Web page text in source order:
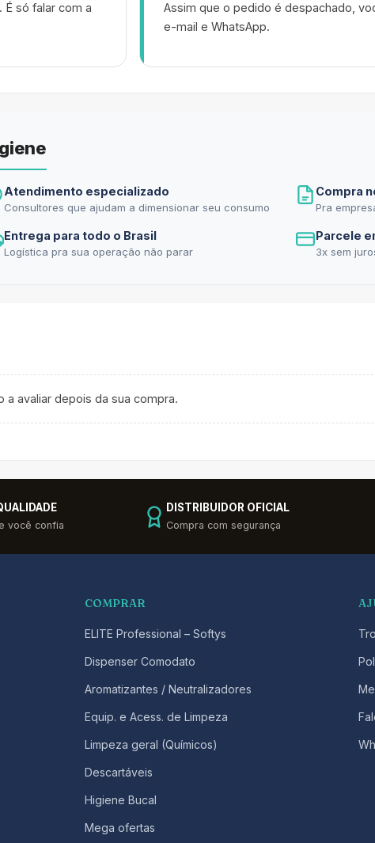
só falar com a
Assim que o pedido é despachado,
e-mail e WhatsApp.
Atendimento especializado
Consultores que ajudam a dimensionar seu consumo
Compra
Pra
Entrega para todo o Brasil
Logística pra sua operação não parar
Parcele
3x sem
a avaliar depois da sua compra.
você confia
DISTRIBUIDOR OFICIAL
Compra com segurança
COMPRAR
ELITE Professional – Softys
Dispenser Comodato
Aromatizantes / Neutralizadores
Equip. e Acess. de Limpeza
Limpeza geral (Químicos)
Descartáveis
Higiene Bucal
Mega ofertas